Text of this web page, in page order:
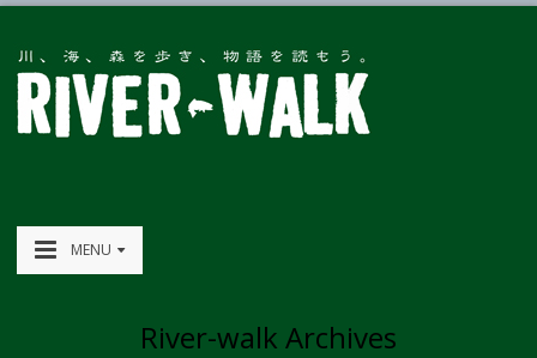
MENU
River-walk Archives